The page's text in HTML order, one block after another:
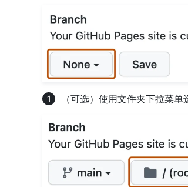
（可选）使用文件夹下拉菜单